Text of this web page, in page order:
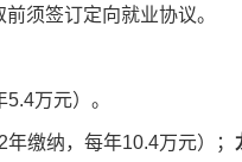
须签订定向就业协议。
5.4万元）。
2年缴纳，每年10.4万元）；